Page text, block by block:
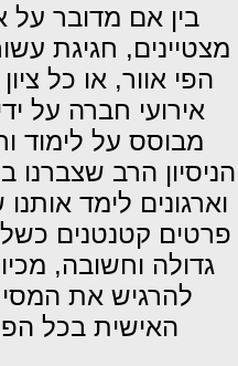
בין אם מדובר על
מצטיינים, חגיגת
הפי אוור, או כל
אירועי חברה על
מבוסס על לימוד
הניסיון הרב
וארגונים לימד
פרטים קטנטנים
גדולה וחשובה,
להרגיש את
האישית בכל